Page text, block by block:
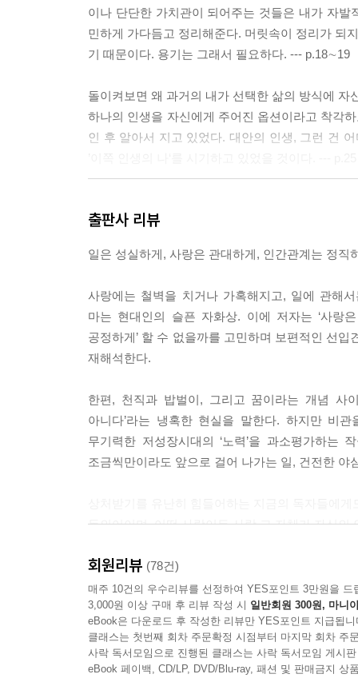
이나 단단한 가치관이 되어주는 것들은 내가 자
민하게 가다듬고 정리해준다. 머릿속이 정리가 되
기 때문이다. 용기는 그래서 필요하다. --- p.18∼19
돌이켜보면 왜 과거의 내가 선택한 삶의 방식에
하나의 인생을 자신에게 주어진 옵션이라고 착각
인 후 알아서 지고 있었다. 대안의 인생, 그런 건
마음을 인정하고 받아주어야 하지 않을까. 사랑에
시간이 지나야 비로소 자연스레 이해되고 용서되
기가 있다면 어느덧 관계는 재생되어 있기도 하다
렇다면 글을 쓰는 사람은? 바로 글을 쓰는 것으로
는 것 같다. --- p.128
겸손한 주제 파악이 인간의 미덕일 순 있지만 삶
어야 할 것이다. 타인을 분석하고 판단하는 것은
올린다면 나는 그것을 내 안의 공허함이나 불안함
친구 관계뿐만이 아니라 연애에 있어서도 거절을
지 않는 것, 나에게 마음을 주는 것에 기분이 우쭐
잘라버린 그 상대의 잔인함에 치를 떨어도 속마
출판사 리뷰
일은 성실하게, 사랑은 관대하게, 인간관계는 정직
사랑에는 철벽을 치거나 가혹해지고, 일에 관해
마는 현대인의 슬픈 자화상. 이에 저자는 ‘사랑
공정하게’ 할 수 없을까를 고민하며 보편적인 선
재해석한다.
한편, 천직과 밥벌이, 그리고 꿈이라는 개념 사
아니다’라는 냉혹한 현실을 말한다. 하지만 비
무기력한 저성장시대의 ‘노력’을 과소평가하
조금씩만이라도 앞으로 걸어 나가는 일, 건전한
동의어이며, 어떤 사랑이든 사랑 그 자체가 자신
회원리뷰 (78건)
매주 10건의 우수리뷰를 선정하여 YES포인트 3만원을 드
3,000원 이상 구매 후 리뷰 작성 시 일반회원 300원, 마니
eBook은 다운로드 후 작성한 리뷰만 YES포인트 지급됩니
클래스는 첫번째 회차 주문확정 시점부터 마지막 회차 주
사락 독서모임으로 진행된 클래스는 사락 독서모임 게시
eBook 페이백, CD/LP, DVD/Blu-ray, 패션 및 판매금지 상